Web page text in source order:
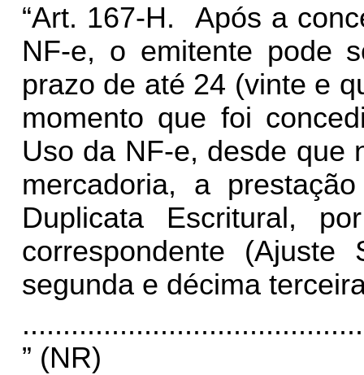
“Art. 167-H. Após a
NF-e, o emitente pode
prazo de até 24 (vinte e
momento que foi
Uso da NF-e, desde que
mercadoria, a
Duplicata Escritural,
correspondente (Ajuste
segunda e décima
” (NR)